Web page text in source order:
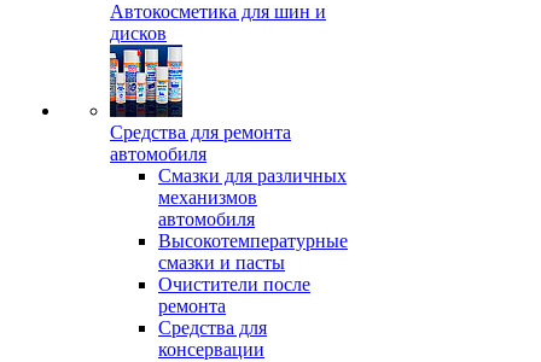
Автокосметика для шин и
дисков
Средства для ремонта
автомобиля
Смазки для различных
механизмов
автомобиля
Высокотемпературные
смазки и пасты
Очистители после
ремонта
Средства для
консервации